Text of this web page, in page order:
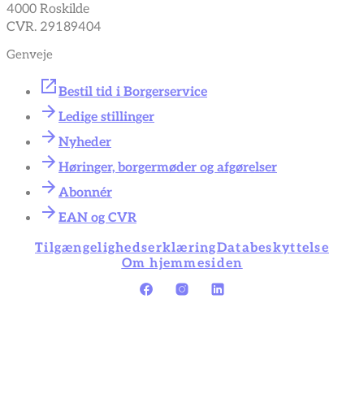
4000 Roskilde
CVR. 29189404
Genveje
Bestil tid i Borgerservice
Ledige stillinger
Nyheder
Høringer, borgermøder og afgørelser
Abonnér
EAN og CVR
TilgængelighedserklæringDatabeskyttelse
Om hjemmesiden